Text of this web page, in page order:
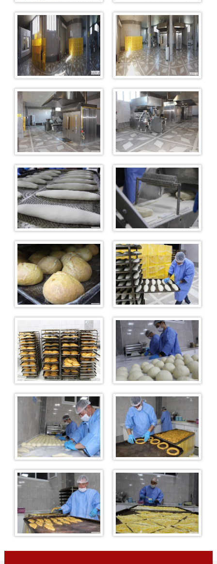
Vergi Borcu Evrağı
Emanet Para Yönetmeliği
Emanet Eşya Yönetmeliği
Sıkca Sorulan Sorular
Ziyaret Yönetmeliği
Ziyaret İçin Gerekli Belgeler
Ziyaret Günleri
Ulaşım / İletişim